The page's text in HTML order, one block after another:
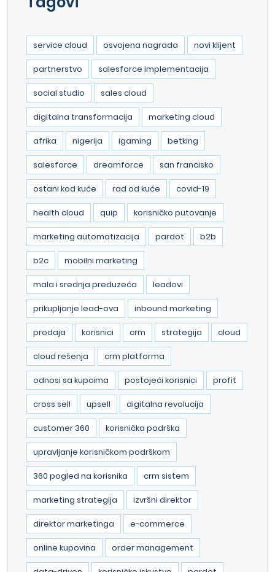
service cloud osvojena nagrada novi klijent
partnerstvo salesforce implementacija
social studio sales cloud
digitalna transformacija marketing cloud
afrika nigerija igaming betking
salesforce dreamforce san francisko
ostani kod kuće rad od kuće covid-19
health cloud quip korisničko putovanje
marketing automatizacija pardot b2b
b2c mobilni marketing
mala i srednja preduzeća leadovi
prikupljanje lead-ova inbound marketing
prodaja korisnici crm strategija cloud
cloud rešenja crm platforma
odnosi sa kupcima postojeći korisnici profit
cross sell upsell digitalna revolucija
customer 360 korisnička podrška
upravljanje korisničkom podrškom
360 pogled na korisnika crm sistem
marketing strategija izvršni direktor
direktor marketinga e-commerce
online kupovina order management